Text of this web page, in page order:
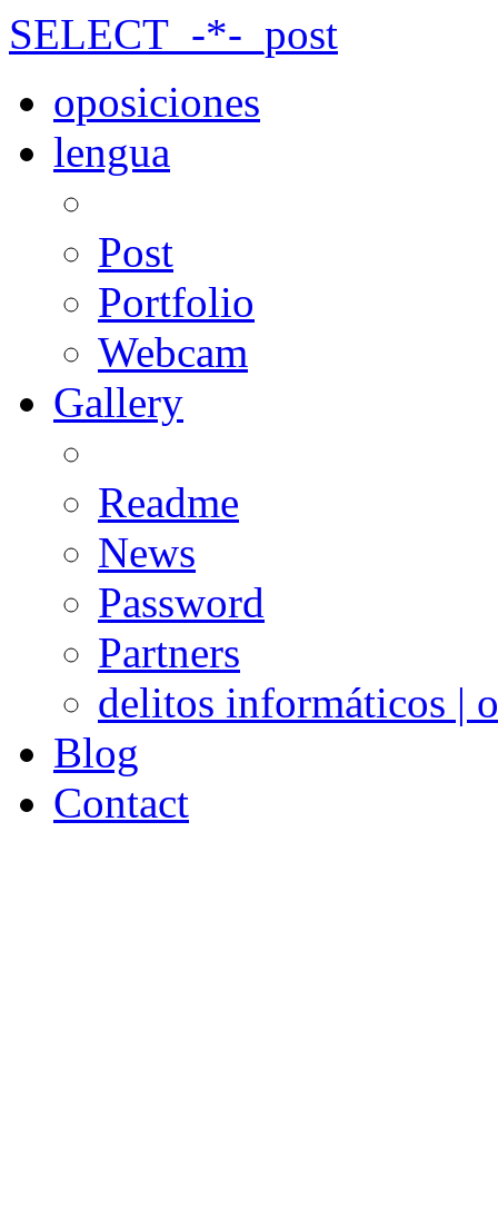
SELECT_-*-_post
oposiciones
lengua
Post
Portfolio
Webcam
Gallery
Readme
News
Password
Partners
delitos informáticos |
Blog
Contact